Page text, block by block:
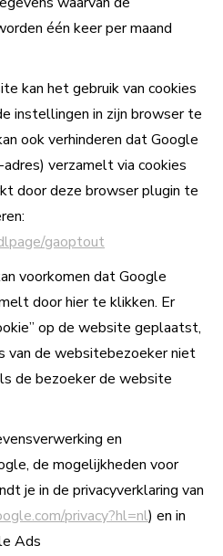
één keer per maand
kan het gebruik van cookies
instellingen in zijn browser te
ook verhinderen dat Google
verzamelt via cookies
door deze browser plugin te
gaoptout
voorkomen dat Google
door hier te klikken. Er
op de website geplaatst,
van de websitebezoeker niet
de bezoeker de website
en
de mogelijkheden voor
je in de privacyverklaring van
privacy?hl=nl) en in
Ads